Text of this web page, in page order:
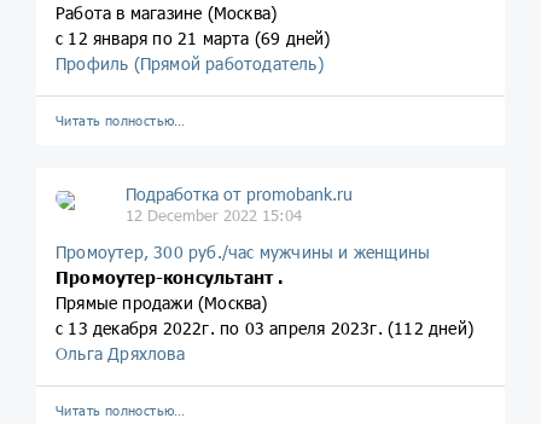
Работа в магазине (Москва)
с 12 января по 21 марта (69 дней)
Профиль (Прямой работодатель)
Читать полностью…
Подработка от promobank.ru
12 December 2022 15:04
Промоутер, 300 руб./час мужчины и женщины
Промоутер-консультант .
Прямые продажи (Москва)
с 13 декабря 2022г. по 03 апреля 2023г. (112 дней)
Ольга Дряхлова
Читать полностью…